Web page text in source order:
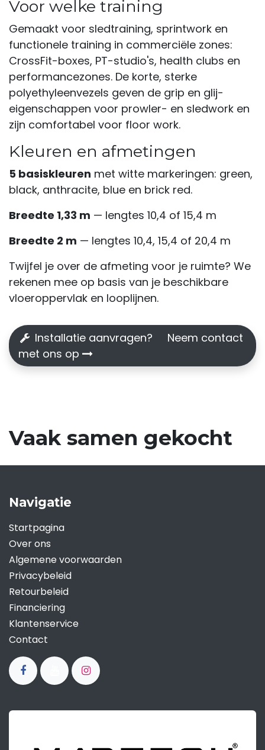
Voor welke training
Gemaakt voor sledtraining, sprintwork en
functionele training in commerciële zones:
CrossFit-boxes, PT-studio's, health clubs en
performancezones. De korte, sterke
polyethyleenvezels geven de grip en glij-
eigenschappen voor prowler- en sledwork en
zijn comfortabel voor floor work.
Kleuren en afmetingen
5 basiskleuren met witte markeringen: green,
black, anthracite, blue en brick red.
Breedte 1,33 m — lengtes 10,4 of 15,4 m
Breedte 2 m — lengtes 10,4, 15,4 of 20,4 m
Twijfel je over de afmeting voor je ruimte? We
rekenen mee op basis van je beschikbare
vloeroppervlak en looplijnen.
Installatie aanvragen? Neem contact
met ons op
Vaak samen gekocht
Navigatie
Startpagina
Over ons
Algemene voorwaarden
Privacybeleid
Retourbeleid
Financiering
Klantenservice
Contact